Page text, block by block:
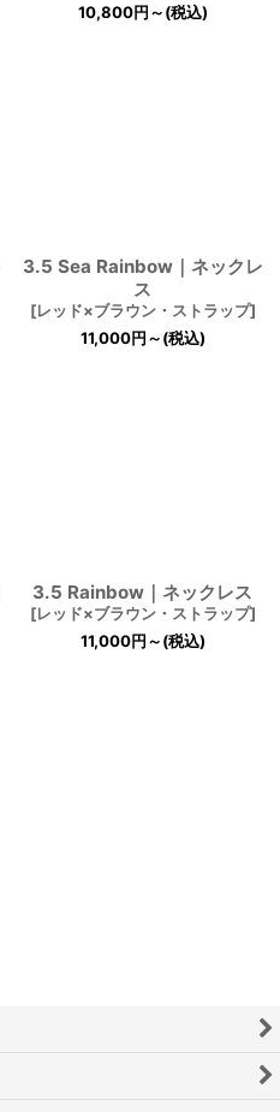
10,800円～(税込)
3.5 Sea Rainbow｜ネックレ
ス
[レッド×ブラウン・ストラップ]
11,000円～(税込)
3.5 Rainbow｜ネックレス
[レッド×ブラウン・ストラップ]
11,000円～(税込)